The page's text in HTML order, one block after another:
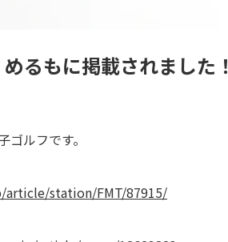
るもに掲載されました！
ルフです。
station/FMT/87915/